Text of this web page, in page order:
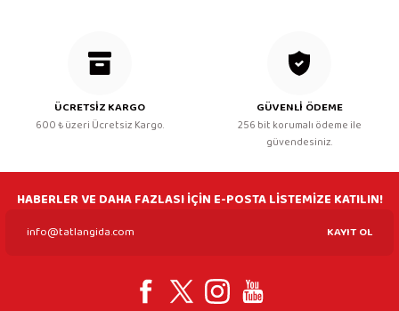
ÜCRETSİZ KARGO
600 ₺ üzeri Ücretsiz Kargo.
GÜVENLİ ÖDEME
256 bit korumalı ödeme ile
güvendesiniz.
HABERLER VE DAHA FAZLASI İÇİN E-POSTA LİSTEMİZE KATILIN!
KAYIT OL